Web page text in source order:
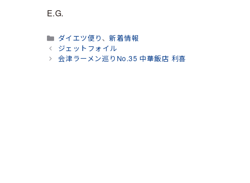
E.G.
カ
テ
ゴ
ダイエツ便り 、新着情報
ジェットフォイル
会津ラーメン巡りNo.35 中華飯店 利喜